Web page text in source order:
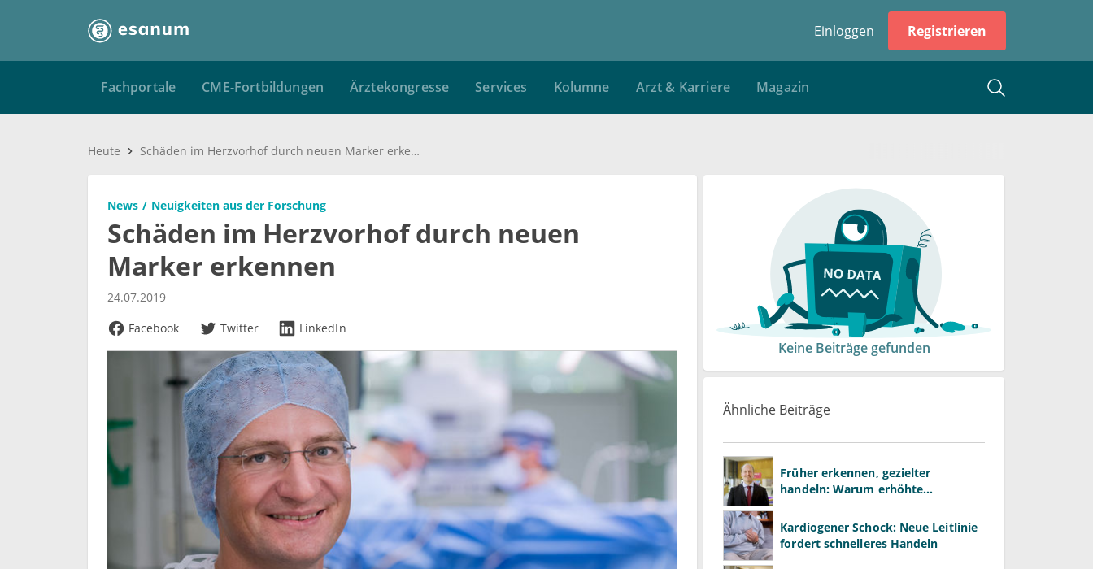
Einloggen Registrieren
Fachportale CME-Fortbildungen Ärztekongresse Services Kolumne Arzt & Karriere Magazin
Heute Schäden im Herzvorhof durch neuen Marker erkennen
News Neuigkeiten aus der Forschung
Schäden im Herzvorhof durch neuen
Marker erkennen
24.07.2019
Facebook
Twitter LinkedIn
Keine Beiträge gefunden
Ähnliche Beiträge
Früher erkennen, gezielter
handeln: Warum erhöhte
als ALT und AST
Kardiogener Schock: Neue Leitlinie
fordert schnelleres Handeln